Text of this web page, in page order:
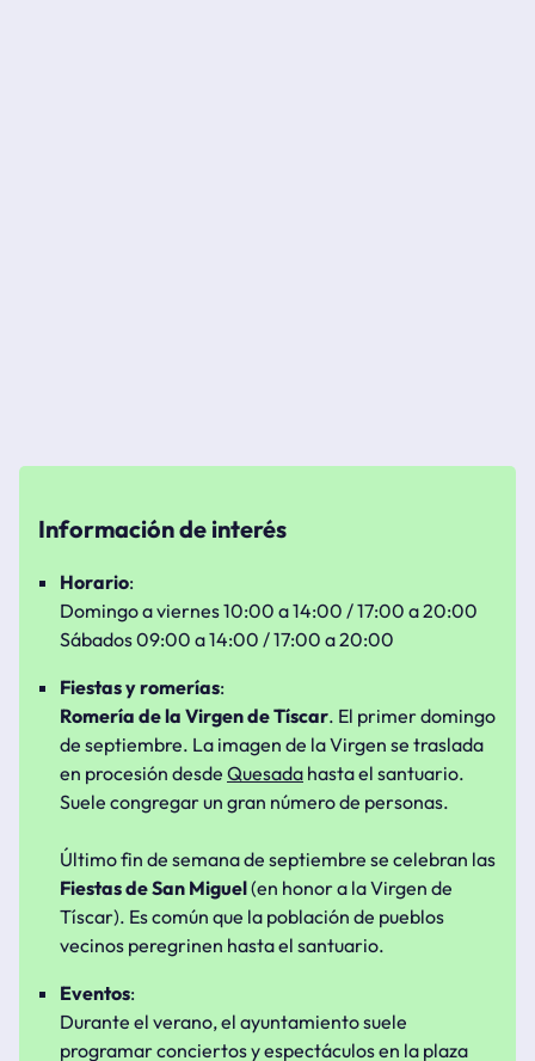
Información de interés
Horario:
Domingo a viernes 10:00 a 14:00 / 17:00 a 20:00
Sábados 09:00 a 14:00 / 17:00 a 20:00
Fiestas y romerías:
Romería de la Virgen de Tíscar. El primer domingo
de septiembre. La imagen de la Virgen se traslada
en procesión desde Quesada hasta el santuario.
Suele congregar un gran número de personas.
Último fin de semana de septiembre se celebran las
Fiestas de San Miguel(en honor a la Virgen de
Tíscar). Es común que la población de pueblos
vecinos peregrinen hasta el santuario.
Eventos:
Durante el verano, el ayuntamiento suele
programar conciertos y espectáculos en la plaza